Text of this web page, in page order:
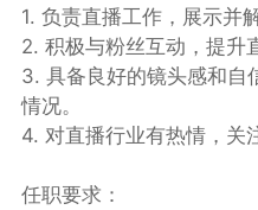
1. 负责直播工作，展示并
2. 积极与粉丝互动，提升
3. 具备良好的镜头感和自
情况。
4. 对直播行业有热情，关
任职要求：